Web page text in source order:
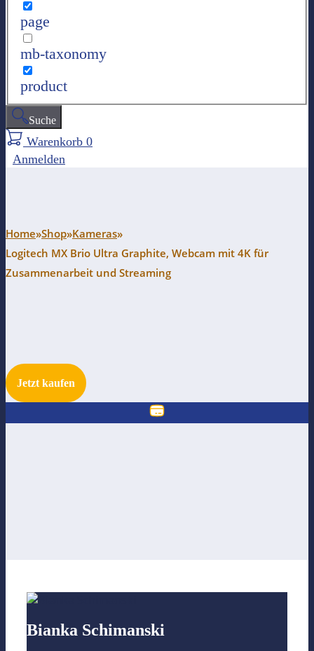
page
mb-taxonomy
product
Suche
Warenkorb 0
Anmelden
Home»Shop»Kameras»
Logitech MX Brio Ultra Graphite, Webcam mit 4K für
Zusammenarbeit und Streaming
Jetzt kaufen
Bianka Schimanski